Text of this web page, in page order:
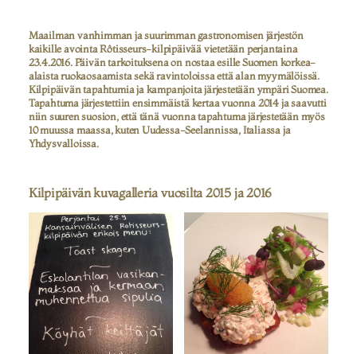
Maailman vanhimman ja suurimman gastronomisen järjestön
kaikille avointa Rôtisseurs-kilpipäivää vietetään perjantaina
23.4.2016.Päivän tarkoituksena on nostaa esille Suomen korkea-
alaista ruokaosaamista sekä ravintoloissa että alan myymälöissä.
Kilpipäivän tapahtumia ja kampanjoita järjestetään ympäri Suomea.
Tapahtuma järjestettiin ensimmäistä kertaa vuonna 2014 ja saavutti
niin suuren suosion, että tänä vuonna tapahtuma järjestetään myös
10 muussa maassa, kuten Uudessa-Seelannissa, Italiassa ja
Yhdysvalloissa.
Kilpipäivän kuvagalleria vuosilta 2015 ja 2016